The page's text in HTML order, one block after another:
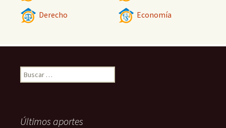
Derecho Economía
Buscar:
Últimos aportes